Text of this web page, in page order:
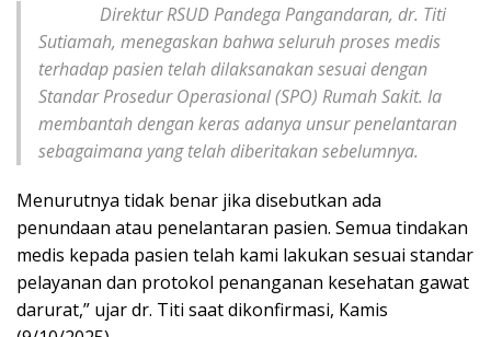
Direktur RSUD Pandega Pangandaran, dr. Titi
Sutiamah, menegaskan bahwa seluruh proses medis
terhadap pasien telah dilaksanakan sesuai dengan
Standar Prosedur Operasional (SPO) Rumah Sakit. Ia
membantah dengan keras adanya unsur penelantaran
sebagaimana yang telah diberitakan sebelumnya.
Menurutnya tidak benar jika disebutkan ada
penundaan atau penelantaran pasien. Semua tindakan
medis kepada pasien telah kami lakukan sesuai standar
pelayanan dan protokol penanganan kesehatan gawat
darurat,” ujar dr. Titi saat dikonfirmasi, Kamis